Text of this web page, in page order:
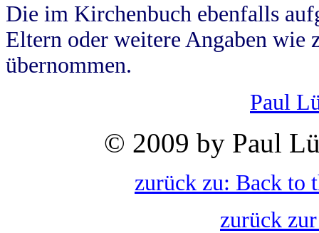
Die im Kirchenbuch ebenfalls
Eltern oder weitere Angaben wie
übernommen.
Paul
© 2009 by Paul
zurück zu: Back to
zurück